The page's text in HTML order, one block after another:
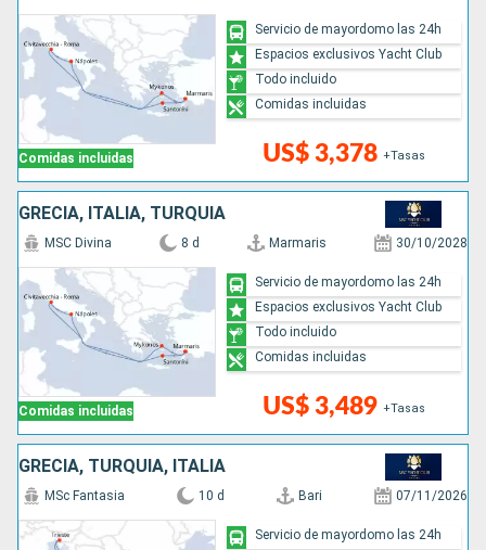
Comidas incluidas US$ 3,378 +Tasas
Servicio de mayordomo las 24h
Espacios exclusivos Yacht Club
Todo incluido
Comidas incluidas
GRECIA, ITALIA, TURQUÍA
Comidas incluidas
MSC Divina 8 d Marmaris 30/10/2028
US$ 3,489 +Tasas
Servicio de mayordomo las 24h
Espacios exclusivos Yacht Club
Todo incluido
Comidas incluidas
GRECIA, TURQUÍA, ITALIA
MSc Fantasia 10 d Bari 07/11/2026
Servicio de mayordomo las 24h